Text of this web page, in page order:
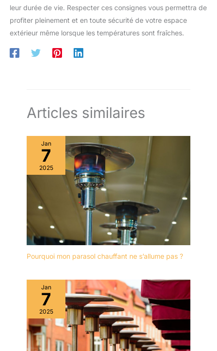
leur durée de vie. Respecter ces consignes vous permettra de
profiter pleinement et en toute sécurité de votre espace
extérieur même lorsque les températures sont fraîches.
Articles similaires
Jan
7
2025
Pourquoi mon parasol chauffant ne s’allume pas ?
Jan
7
2025